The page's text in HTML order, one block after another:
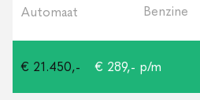
Automaat
Benzine
€ 21.450,- € 289,- p/m